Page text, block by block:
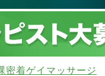
密着ゲイマッサージ